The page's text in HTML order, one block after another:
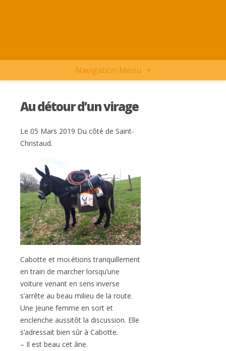
Navigation Menu +
Au détour d’un virage
Le 05 Mars 2019 Du côté de Saint-
Christaud.
Cabotte et moi.étions tranquillement
en train de marcher lorsqu’une
voiture venant en sens inverse
s’arrête au beau milieu de la route.
Une Jeune femme en sort et
enclenche aussitôt la discussion. Elle
s’adressait bien sûr à Cabotte.
– Il est beau cet âne.